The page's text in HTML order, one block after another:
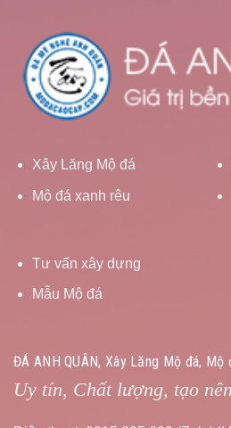
Xây Lăng Mộ đá
Mộ đá xanh rêu
Tư vấn xây dựng
Mẫu Mộ đá
ĐÁ ANH QUÂN, Xây Lăng Mộ đá, Mộ
Uy tín, Chất lượng, tạo